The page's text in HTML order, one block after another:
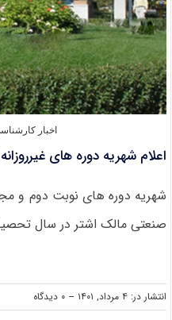
اخبار
اعلام شهریه دوره های غیرروزانه ارشد ۱۴۰۱ دانشگاه
شهریه دوره های نوبت دوم و
صنعتی مالک اشتر در سال تحصیلی ۱۴۰۱-۱۴۰۲ اعلام
انتشار در: ۴ مرداد, ۱۴۰۱ -- ۰ دیدگاه
on
اعلام